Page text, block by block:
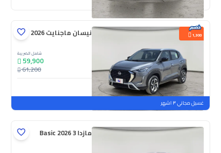
1,300 نيسان ماجنايت S 2026
شامل الضريبة
59,900
61,200
جديدة
ملوحة
غسيل مجاني ٣ اشهر
مازدا 3 Basic 2026